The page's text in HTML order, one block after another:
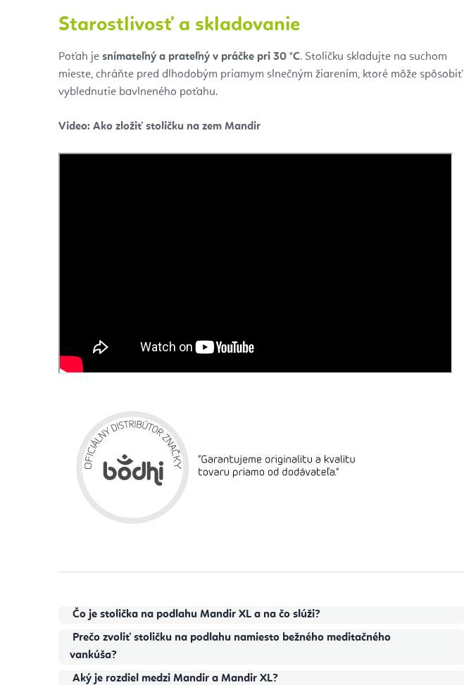
Starostlivosť a skladovanie
Poťah je snímateľný a prateľný v práčke pri 30 °C. Stoličku skladujte na suchom
mieste, chráňte pred dlhodobým priamym slnečným žiarením, ktoré môže spôsobiť
vyblednutie bavlneného poťahu.
Video: Ako zložiť stoličku na zem Mandir
Čo je stolička na podlahu Mandir XL a na čo slúži?
Prečo zvoliť stoličku na podlahu namiesto bežného meditačného
vankúša?
Aký je rozdiel medzi Mandir a Mandir XL?